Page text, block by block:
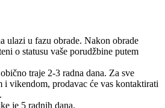
ulazi u fazu obrade. Nakon obrade
o statusu vaše porudžbine putem
traje 2-3 radna dana. Za sve
i vikendom, prodavac će vas kontaktirati
je 5 radnih dana.